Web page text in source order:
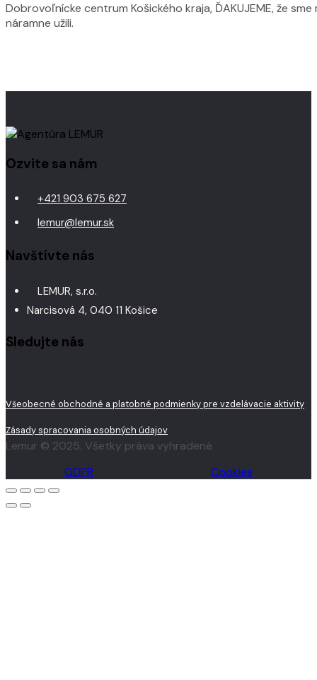
Dobrovoľnícke centrum Košického kraja, ĎAKUJEME, že
náramne užili.
Ozvite sa nám
+421 903 675 627
lemur@lemur.sk
Navštívte nás
LEMUR, s.r.o.
Narcisová 4, 040 11 Košice
Sledujte nás
Všeobecné obchodné a platobné podmienky pre vzdelávacie aktivity
Zásady spracovania osobných údajov
Lemur © 2025. Všetky práva vyhradené
GDPR
Cookies